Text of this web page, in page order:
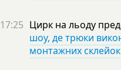
17:25 Цирк на льоду
шоу, де трюки
монтажних склейок